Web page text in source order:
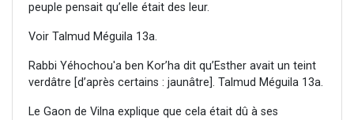
peuple pensait qu’elle était des leur.
Voir Talmud Méguila 13a.
Rabbi Yéhochou'a ben Kor’ha dit qu’Esther avait un teint
verdâtre [d’après certains : jaunâtre]. Talmud Méguila 13a.
Le Gaon de Vilna explique que cela était dû à ses